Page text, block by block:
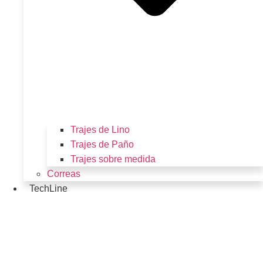
Trajes de Lino
Trajes de Paño
Trajes sobre medida
Correas
TechLine